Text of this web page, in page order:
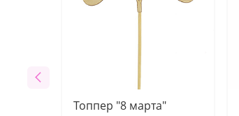
Топпер "8 марта"